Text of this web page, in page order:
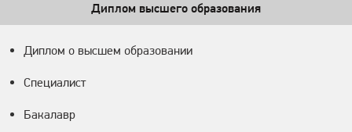
Диплом высшего образования
Диплом о высшем образовании
Специалист
Бакалавр